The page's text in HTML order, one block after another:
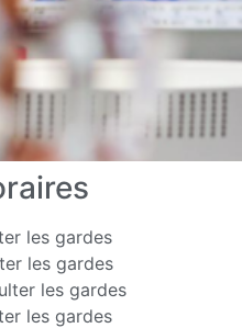
les gardes
les gardes
les gardes
les gardes